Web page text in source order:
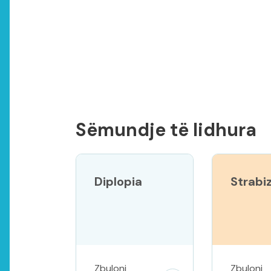
Sëmundje të lidhura
Zbuloni
Diplopia
Zbuloni